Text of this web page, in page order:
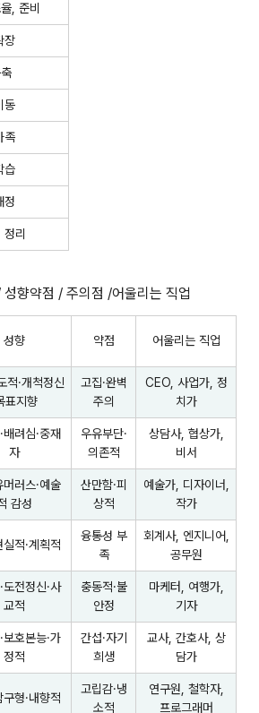
, 준비
장
동
족
습
정
정리
향약점 / 주의점 /어울리는 직업
성향 약점 어울리는 직업
적·개척정신
표지향
고집·완벽
주의
CEO, 사업가, 정
치가
배려심·중재
자
우유부단·
의존적
상담사, 협상가,
비서
머러스·예술
감성
산만함·피
상적
예술가, 디자이너,
작가
실적·계획적
융통성 부
족
회계사, 엔지니어,
공무원
도전정신·사
교적
충동적·불
안정
마케터, 여행가,
기자
보호본능·가
정적
간섭·자기
희생
교사, 간호사, 상
담가
구형·내향적
고립감·냉
소적
연구원, 철학자,
프로그래머